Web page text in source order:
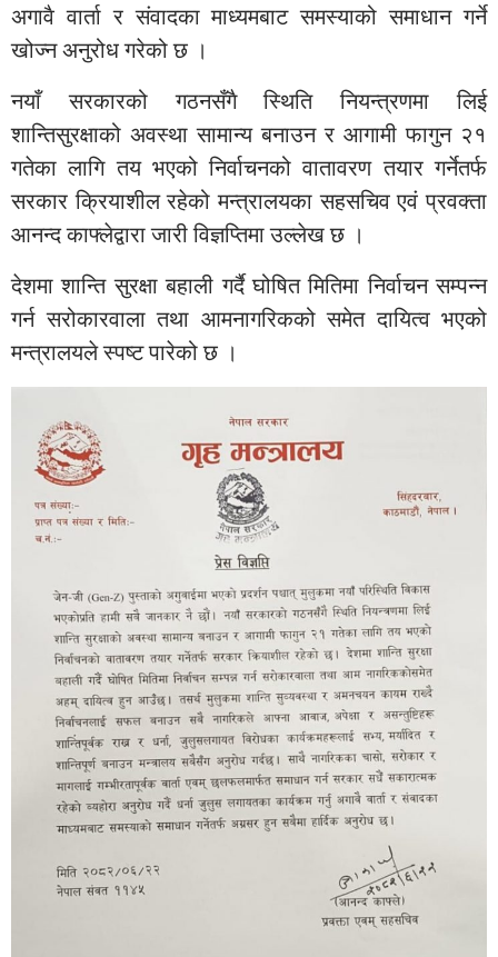
अगावै वार्ता र संवादका माध्यमबाट समस्याको समाधान गर्ने
खोज्न अनुरोध गरेको छ ।
नयाँ सरकारको गठनसँगै स्थिति नियन्त्रणमा लिई
शान्तिसुरक्षाको अवस्था सामान्य बनाउन र आगामी फागुन २१
गतेका लागि तय भएको निर्वाचनको वातावरण तयार गर्नेतर्फ
सरकार क्रियाशील रहेको मन्त्रालयका सहसचिव एवं प्रवक्ता
आनन्द काफ्लेद्वारा जारी विज्ञप्तिमा उल्लेख छ ।
देशमा शान्ति सुरक्षा बहाली गर्दै घोषित मितिमा निर्वाचन सम्पन्न
गर्न सरोकारवाला तथा आमनागरिकको समेत दायित्व भएको
मन्त्रालयले स्पष्ट पारेको छ ।